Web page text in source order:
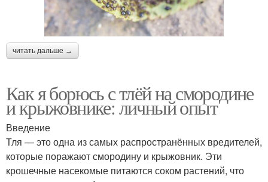
читать дальше →
Как я борюсь с тлёй на смородине
и крыжовнике: личный опыт
Введение
Тля — это одна из самых распространённых вредителей,
которые поражают смородину и крыжовник. Эти
крошечные насекомые питаются соком растений, что